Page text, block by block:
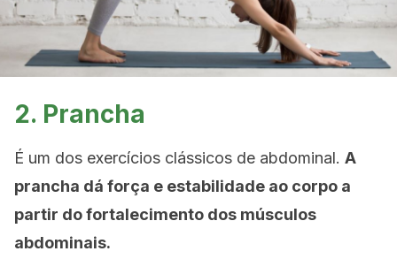
2. Prancha
É um dos exercícios clássicos de abdominal. A
prancha dá força e estabilidade ao corpo a
partir do fortalecimento dos músculos
abdominais.